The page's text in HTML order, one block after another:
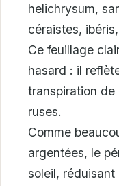
helichrysum,
céraistes,
Ce feuillage
hasard : il
transpiration de
ruses.
Comme
argentées, le
soleil,